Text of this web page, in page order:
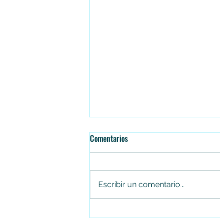
¡De Soacha para el mundo!
Comentarios
Escribir un comentario...